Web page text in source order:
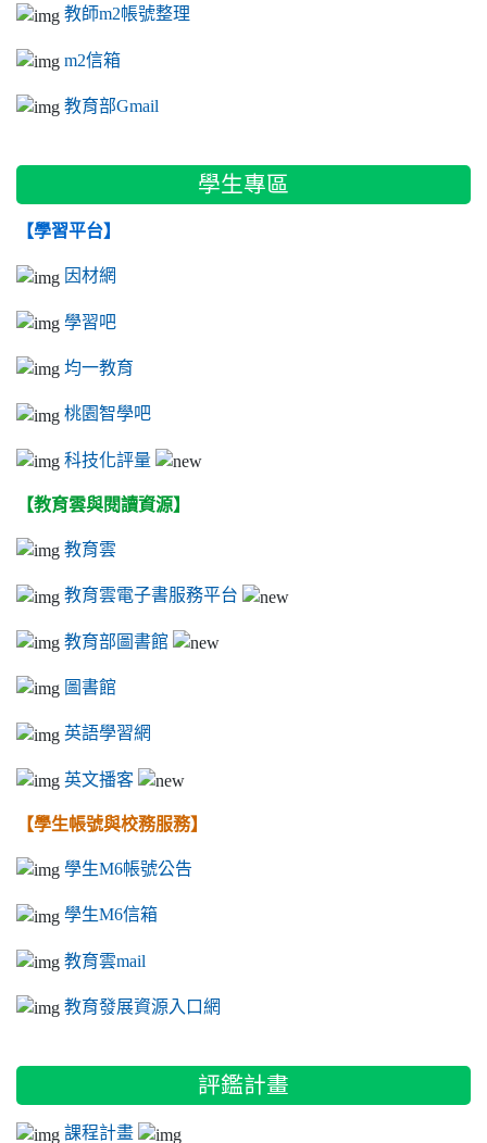
教師m2帳號整理
m2信箱
教育部Gmail
學生專區
【學習平台】
因材網
學習吧
均一教育
桃園智學吧
科技化評量
【教育雲與閱讀資源】
教育雲
教育雲電子書服務平台
教育部圖書館
圖書館
英語學習網
英文播客
【學生帳號與校務服務】
學生M6帳號公告
學生M6信箱
教育雲mail
教育發展資源入口網
評鑑計畫
課程計畫